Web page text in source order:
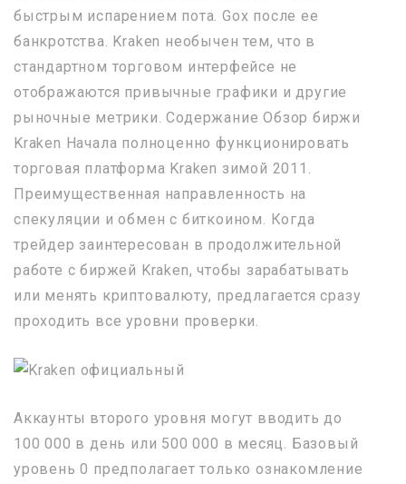
быстрым испарением пота. Gox после ее
банкротства. Kraken необычен тем, что в
стандартном торговом интерфейсе не
отображаются привычные графики и другие
рыночные метрики. Содержание Обзор биржи
Kraken Начала полноценно функционировать
торговая платформа Kraken зимой 2011.
Преимущественная направленность на
спекуляции и обмен с биткоином. Когда
трейдер заинтересован в продолжительной
работе с биржей Kraken, чтобы зарабатывать
или менять криптовалюту, предлагается сразу
проходить все уровни проверки.
Аккаунты второго уровня могут вводить до
100 000 в день или 500 000 в месяц. Базовый
уровень 0 предполагает только ознакомление